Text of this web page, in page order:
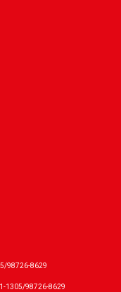
98726-8629
1305/98726-8629